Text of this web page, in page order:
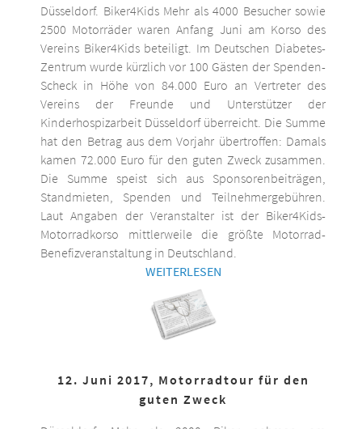
Düsseldorf. Biker4Kids Mehr als 4000 Besucher sowie
2500 Motorräder waren Anfang Juni am Korso des
Vereins Biker4Kids beteiligt. Im Deutschen Diabetes-
Zentrum wurde kürzlich vor 100 Gästen der Spenden-
Scheck in Höhe von 84.000 Euro an Vertreter des
Vereins der Freunde und Unterstützer der
Kinderhospizarbeit Düsseldorf überreicht. Die Summe
hat den Betrag aus dem Vorjahr übertroffen: Damals
kamen 72.000 Euro für den guten Zweck zusammen.
Die Summe speist sich aus Sponsorenbeiträgen,
Standmieten, Spenden und Teilnehmergebühren.
Laut Angaben der Veranstalter ist der Biker4Kids-
Motorradkorso mittlerweile die größte Motorrad-
Benefizveranstaltung in Deutschland.
WEITERLESEN
12. Juni 2017, Motorradtour für den
guten Zweck